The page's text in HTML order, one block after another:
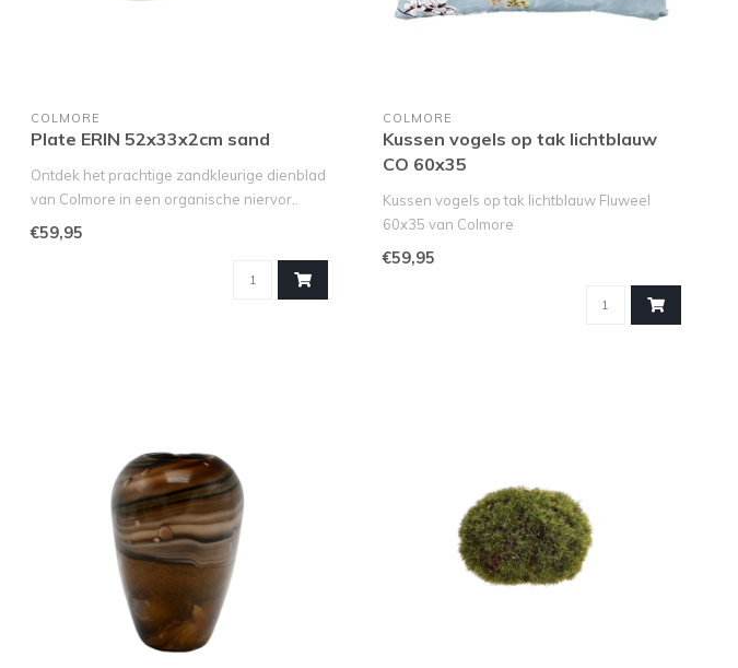
COLMORE
Plate ERIN 52x33x2cm sand
Ontdek het prachtige zandkleurige dienblad
van Colmore in een organische niervor..
€59,95
COLMORE
Kussen vogels op tak lichtblauw
CO 60x35
Kussen vogels op tak lichtblauw Fluweel
60x35 van Colmore
€59,95